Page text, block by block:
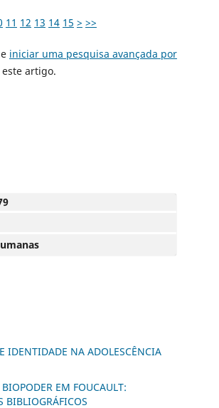
11 12 13 14 15 > >>
iniciar uma pesquisa avançada por
artigo.
IDENTIDADE NA ADOLESCÊNCIA
EM FOUCAULT:
BIBLIOGRÁFICOS